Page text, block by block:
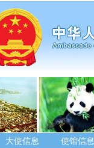
大使信息 使馆信息